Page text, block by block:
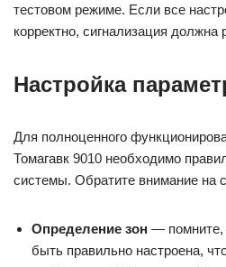
тестовом режиме. Если все
корректно, сигнализация должна
Настройка
Для полноценного
Томагавк 9010 необходимо
системы. Обратите внимание на
Определение зон — помните,
быть правильно настроена,